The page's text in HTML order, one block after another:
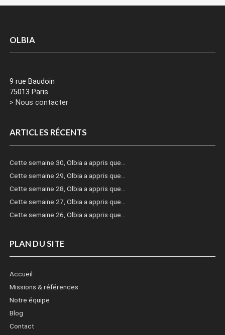
OLBIA
9 rue Baudoin
75013 Paris
> Nous contacter
ARTICLES RÉCENTS
Cette semaine 30, Olbia a appris que…
Cette semaine 29, Olbia a appris que…
Cette semaine 28, Olbia a appris que…
Cette semaine 27, Olbia a appris que…
Cette semaine 26, Olbia a appris que…
PLAN DU SITE
Accueil
Missions & références
Notre équipe
Blog
Contact